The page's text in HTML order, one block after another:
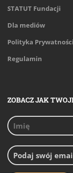
STATUT Fundacji
Dla mediów
Polityka Prywatności
Regulamin
ZOBACZ JAK